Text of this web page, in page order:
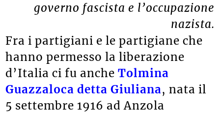
governo fascista e l’occupazione
nazista.
Fra i partigiani e le partigiane che
hanno permesso la liberazione
d’Italia ci fu ancheTolmina
Guazzaloca detta Giuliana, nata il
5 settembre 1916 ad Anzola